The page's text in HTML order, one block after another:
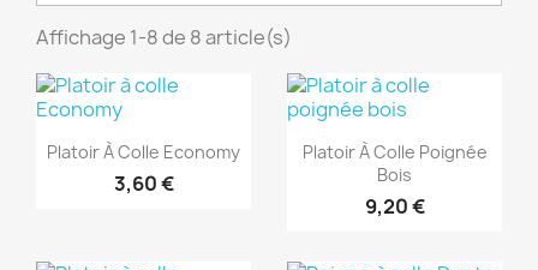
Affichage 1-8 de 8 article(s)
Aperçu rapide
Platoir À Colle Economy
3,60 €
Aperçu rapide
Platoir À Colle Poignée
Bois
9,20 €